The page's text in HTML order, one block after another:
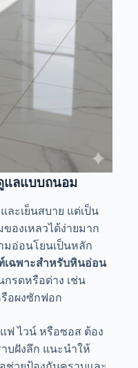
แลแบบถนอม
ะเย็นสบาย แต่เป็น
องเหลวได้ง่ายมาก
มอ่อนโยนเป็นหลัก
ฉพาะสำหรับหินอ่อน
รดหรือด่าง เช่น
อผงซักฟอก
ฟ ไวน์ หรือซอส ต้อง
บฝังลึก แนะนำให้